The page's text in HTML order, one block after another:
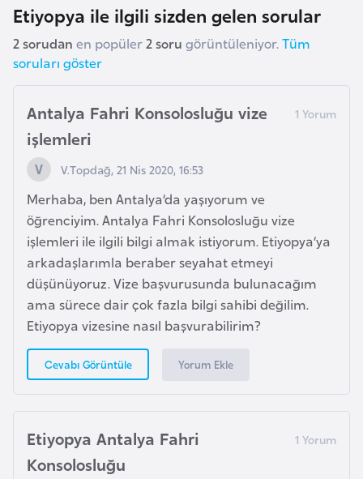
Etiyopya ile ilgili sizden gelen sorular
2 sorudan en popüler2 soru görüntüleniyor. Tüm
soruları göster
Antalya Fahri Konsolosluğu vize
işlemleri
V.Topdağ, 21 Nis 2020, 16:53
Merhaba, ben Antalya’da yaşıyorum ve
öğrenciyim. Antalya Fahri Konsolosluğu vize
işlemleri ile ilgili bilgi almak istiyorum. Etiyopya’ya
arkadaşlarımla beraber seyahat etmeyi
düşünüyoruz. Vize başvurusunda bulunacağım
ama sürece dair çok fazla bilgi sahibi değilim.
Etiyopya vizesine nasıl başvurabilirim?
Cevabı Görüntüle Yorum Ekle
Etiyopya Antalya Fahri
Konsolosluğu
C
m
r
i
y
e
t
i
C
e
z
a
y
i
r
C
i